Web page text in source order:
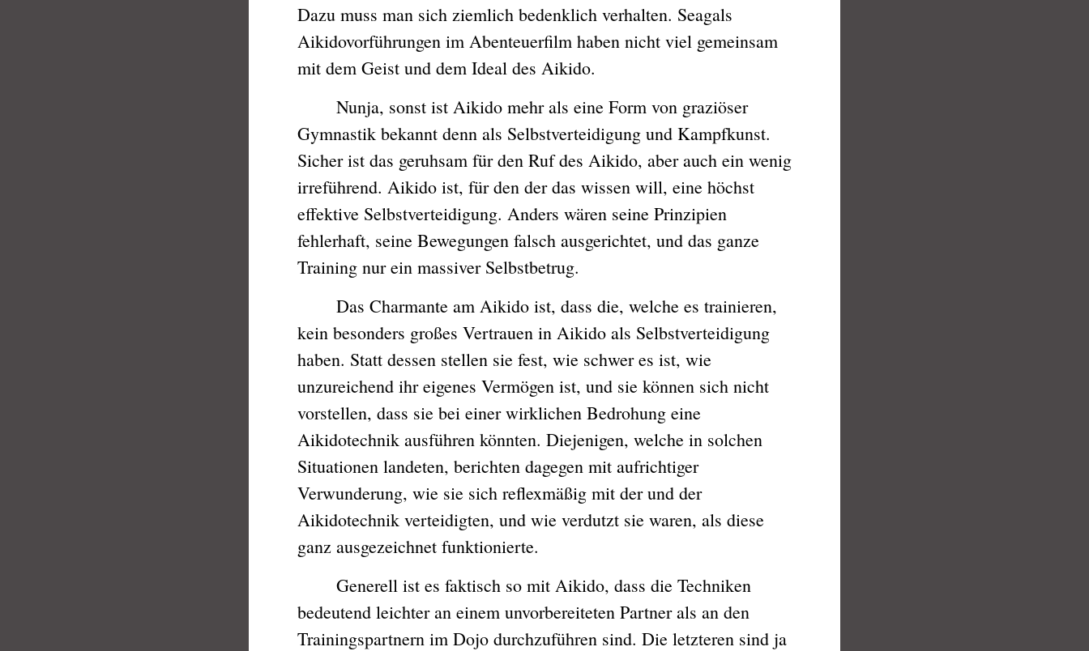
Dazu muss man sich ziemlich bedenklich verhalten. Seagals
Aikidovorführungen im Abenteuerfilm haben nicht viel gemeinsam
mit dem Geist und dem Ideal des Aikido.
Nunja, sonst ist Aikido mehr als eine Form von graziöser
Gymnastik bekannt denn als Selbstverteidigung und Kampfkunst.
Sicher ist das geruhsam für den Ruf des Aikido, aber auch ein wenig
irreführend. Aikido ist, für den der das wissen will, eine höchst
effektive Selbstverteidigung. Anders wären seine Prinzipien
fehlerhaft, seine Bewegungen falsch ausgerichtet, und das ganze
Training nur ein massiver Selbstbetrug.
Das Charmante am Aikido ist, dass die, welche es trainieren,
kein besonders großes Vertrauen in Aikido als Selbstverteidigung
haben. Statt dessen stellen sie fest, wie schwer es ist, wie
unzureichend ihr eigenes Vermögen ist, und sie können sich nicht
vorstellen, dass sie bei einer wirklichen Bedrohung eine
Aikidotechnik ausführen könnten. Diejenigen, welche in solchen
Situationen landeten, berichten dagegen mit aufrichtiger
Verwunderung, wie sie sich reflexmäßig mit der und der
Aikidotechnik verteidigten, und wie verdutzt sie waren, als diese
ganz ausgezeichnet funktionierte.
Generell ist es faktisch so mit Aikido, dass die Techniken
bedeutend leichter an einem unvorbereiteten Partner als an den
Trainingspartnern im Dojo durchzuführen sind. Die letzteren sind ja